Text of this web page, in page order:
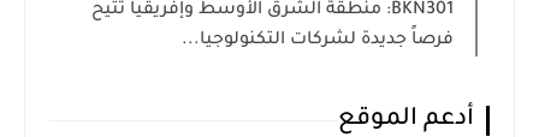
BKN301: منطقة الشرق الأوسط وإفريقيا تتيح
فرصاً جديدة لشركات التكنولوجيا...
أدعم الموقع